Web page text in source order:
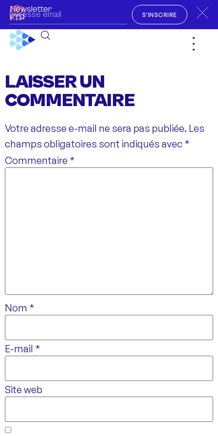
Newsletter
FTP
S'INSCRIRE
LAISSER UN
COMMENTAIRE
Votre adresse e-mail ne sera pas publiée. Les
champs obligatoires sont indiqués avec *
Commentaire *
Nom *
E-mail *
Site web